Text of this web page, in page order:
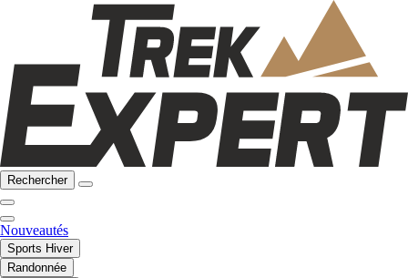
Rechercher
Nouveautés
Sports Hiver
Randonnée